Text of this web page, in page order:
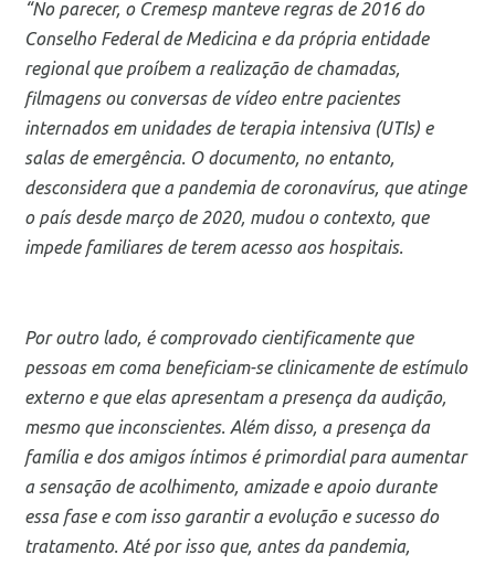
“No parecer, o Cremesp manteve regras de 2016 do
Conselho Federal de Medicina e da própria entidade
regional que proíbem a realização de chamadas,
filmagens ou conversas de vídeo entre pacientes
internados em unidades de terapia intensiva (UTIs) e
salas de emergência. O documento, no entanto,
desconsidera que a pandemia de coronavírus, que atinge
o país desde março de 2020, mudou o contexto, que
impede familiares de terem acesso aos hospitais.
Por outro lado, é comprovado cientificamente que
pessoas em coma beneficiam-se clinicamente de estímulo
externo e que elas apresentam a presença da audição,
mesmo que inconscientes. Além disso, a presença da
família e dos amigos íntimos é primordial para aumentar
a sensação de acolhimento, amizade e apoio durante
essa fase e com isso garantir a evolução e sucesso do
tratamento. Até por isso que, antes da pandemia,